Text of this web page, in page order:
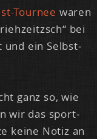
Tour­nee wa­ren
bei
und ein Selbst­
ganz so, wie
wir das sport­
kei­ne No­tiz an